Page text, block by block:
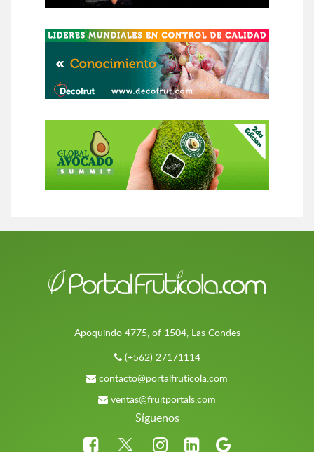
Apoquindo 4775, of 1504, Las Condes
(+562) 27171114
contacto@portalfruticola.com
ventas@fruitportals.com
Síguenos